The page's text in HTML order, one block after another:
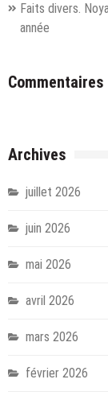
Faits divers.
année
Archives
juillet 2026
juin 2026
mai 2026
avril 2026
mars 2026
février 2026